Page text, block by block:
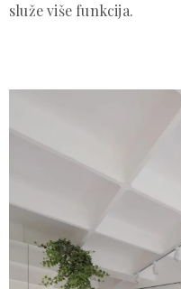
služe više funkcija.